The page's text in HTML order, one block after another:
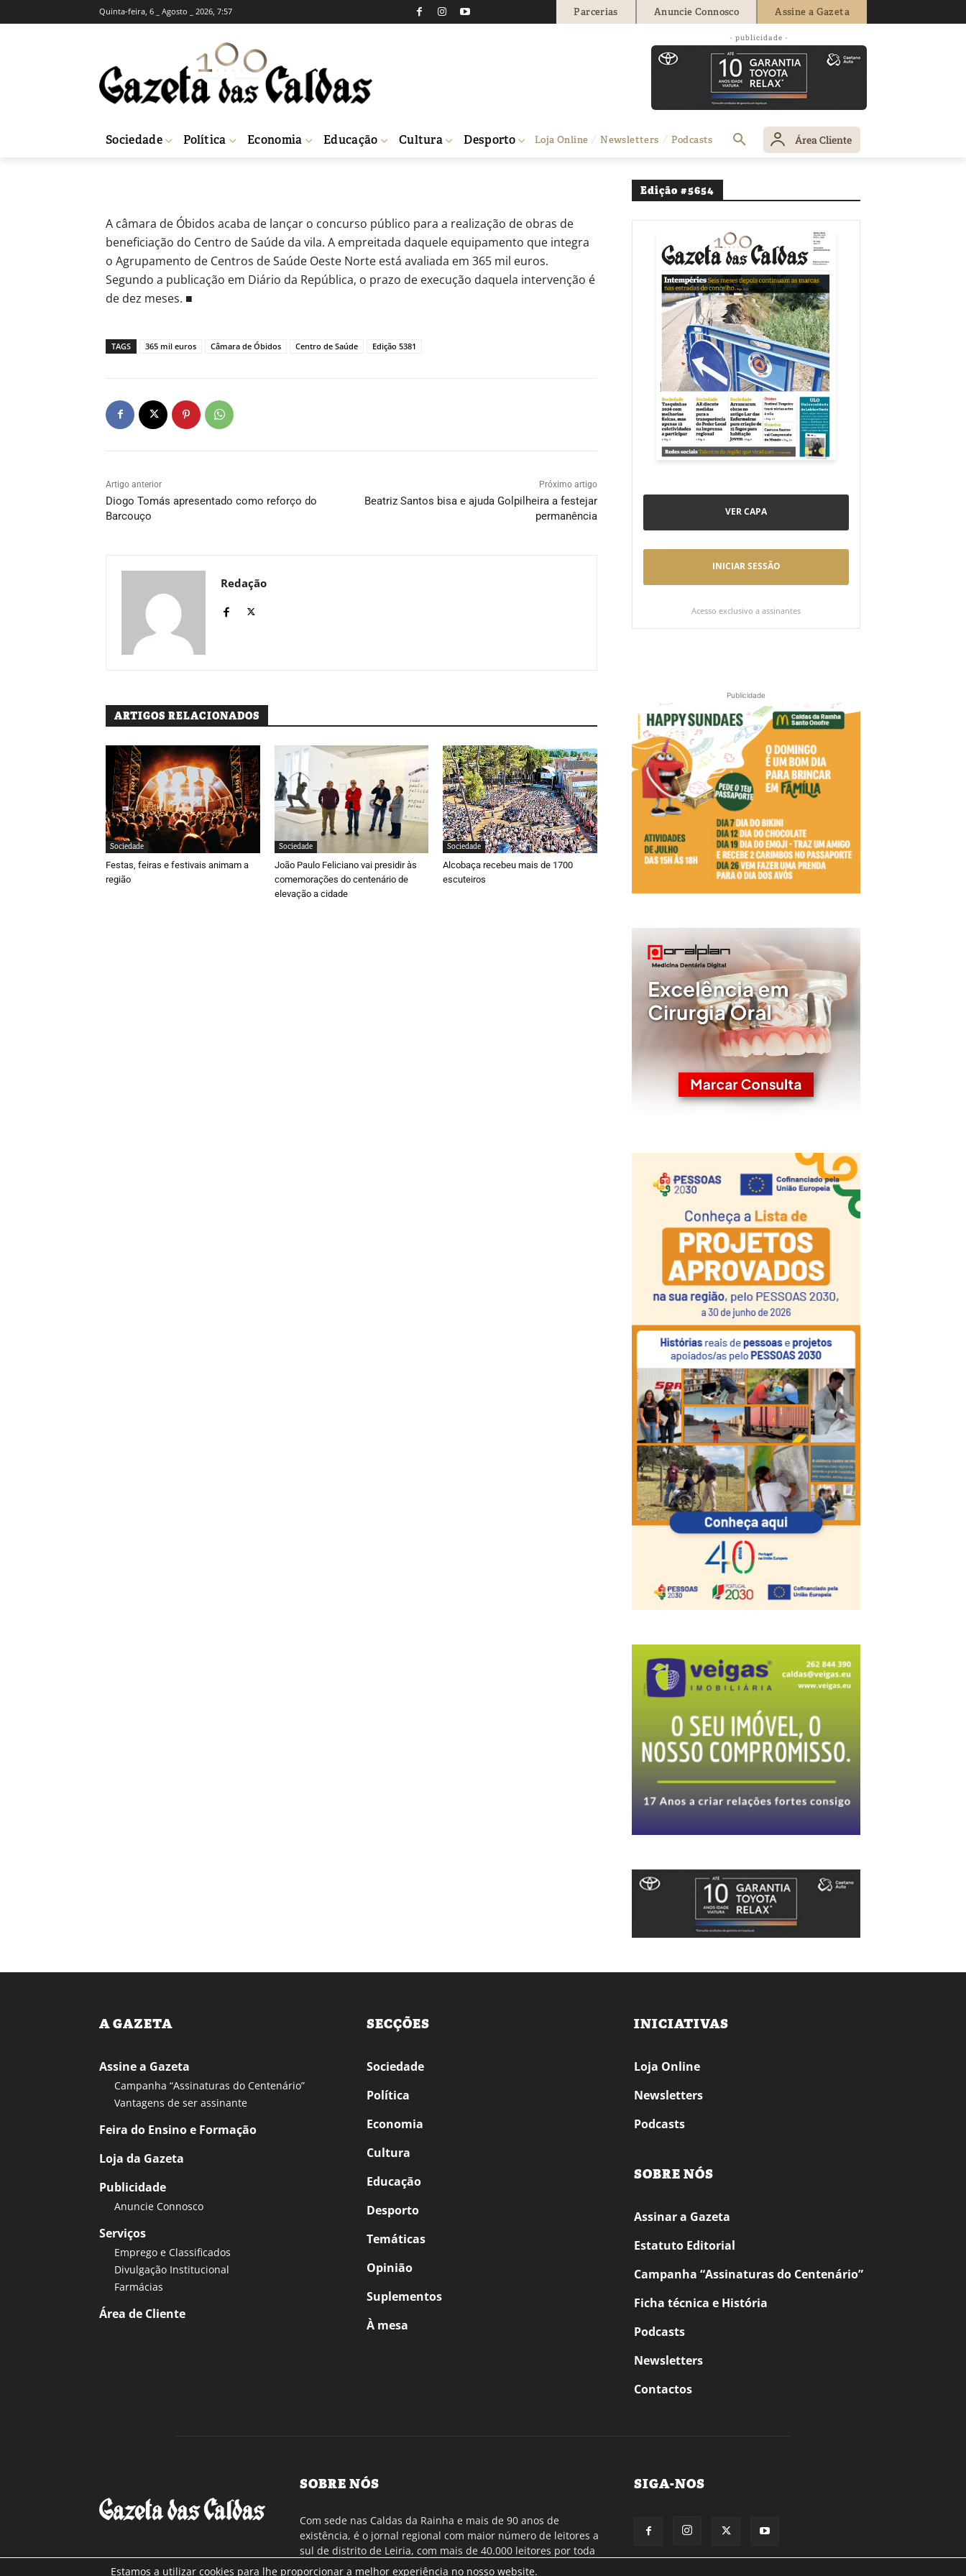
Quinta-feira, 6 _ Agosto _ 2026, 7:57 Parcerias Anuncie Connosco Assine a Gazeta
- publicidade -
Sociedade Política Economia Educação Cultura Desporto Loja Online Newsletters Podcasts Área Cliente
Câmara de Óbidos investe 365 mil euros em obras no
Centro de Saúde
Redação 6 de Maio, 2021 479 0
A câmara de Óbidos acaba de lançar o concurso público para a realização de obras de
beneficiação do Centro de Saúde da vila. A empreitada daquele equipamento que integra
o Agrupamento de Centros de Saúde Oeste Norte está avaliada em 365 mil euros.
Segundo a publicação em Diário da República, o prazo de execução daquela intervenção é
de dez meses. ■
TAGS 365 mil euros Câmara de Óbidos Centro de Saúde Edição 5381
Artigo anterior
Diogo Tomás apresentado como reforço do
Barcouço
Próximo artigo
Beatriz Santos bisa e ajuda Golpilheira a festejar
permanência
Redação
ARTIGOS RELACIONADOS
Sociedade
Festas, feiras e festivais animam a
região
Sociedade
João Paulo Feliciano vai presidir às
comemorações do centenário de
elevação a cidade
Sociedade
Alcobaça recebeu mais de 1700
escuteiros
Edição #5654
VER CAPA
INICIAR SESSÃO
Acesso exclusivo a assinantes
Publicidade
A GAZETA
Assine a Gazeta
Campanha “Assinaturas do Centenário”
Vantagens de ser assinante
Feira do Ensino e Formação
Loja da Gazeta
Publicidade
Anuncie Connosco
Serviços
Emprego e Classificados
Divulgação Institucional
Farmácias
Área de Cliente
SECÇÕES
Sociedade
Política
Economia
Cultura
Educação
Desporto
Temáticas
Opinião
Suplementos
À mesa
INICIATIVAS
Loja Online
Newsletters
Podcasts
SOBRE NÓS
Assinar a Gazeta
Estatuto Editorial
Campanha “Assinaturas do Centenário”
Ficha técnica e História
Podcasts
Newsletters
Contactos
SOBRE NÓS
Com sede nas Caldas da Rainha e mais de 90 anos de
existência, é o jornal regional com maior número de leitores a
sul de distrito de Leiria, com mais de 40.000 leitores por toda
a região Oeste. Jornal com distribuição em Portugal
SIGA-NOS
Estamos a utilizar cookies para lhe proporcionar a melhor experiência no nosso website.